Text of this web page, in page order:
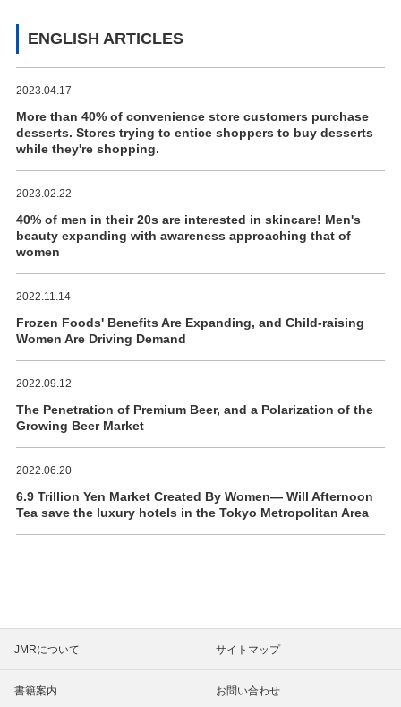
ENGLISH ARTICLES
2023.04.17
More than 40% of convenience store customers purchase
desserts. Stores trying to entice shoppers to buy desserts
while they're shopping.
2023.02.22
40% of men in their 20s are interested in skincare! Men's
beauty expanding with awareness approaching that of
women
2022.11.14
Frozen Foods' Benefits Are Expanding, and Child-raising
Women Are Driving Demand
2022.09.12
The Penetration of Premium Beer, and a Polarization of the
Growing Beer Market
2022.06.20
6.9 Trillion Yen Market Created By Women― Will Afternoon
Tea save the luxury hotels in the Tokyo Metropolitan Area
JMRについて サイトマップ
書籍案内 お問い合わせ